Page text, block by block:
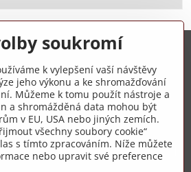
soukromí
k vylepšení vaší návštěvy
jeho výkonu a ke shromažďování
Můžeme k tomu použít nástroje a
a shromážděná data mohou být
v EU, USA nebo jiných zemích.
všechny soubory cookie“
s tímto zpracováním. Níže můžete
nebo upravit své preference